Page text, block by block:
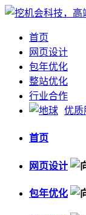
首页
网页设计
包年优化
整站优化
行业合作
优质
首页
网页设计
包年优化